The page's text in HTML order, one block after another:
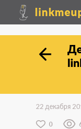
22 декабря
0